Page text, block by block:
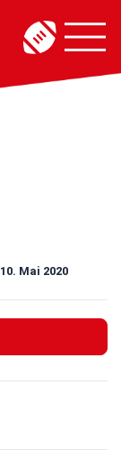
Menü
10. Mai 2020